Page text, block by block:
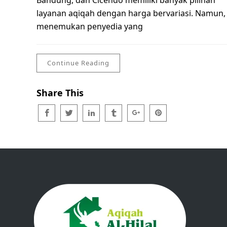
layanan aqiqah dengan harga bervariasi. Namun,
menemukan penyedia yang
Continue Reading
Share This